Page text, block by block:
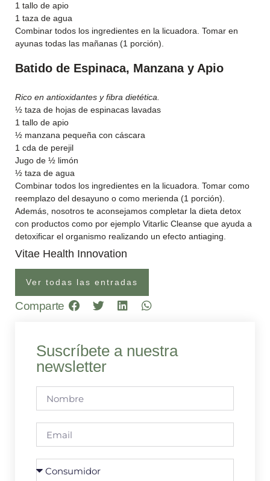
1 tallo de apio
1 taza de agua
Combinar todos los ingredientes en la licuadora. Tomar en
ayunas todas las mañanas (1 porción).
Batido de Espinaca, Manzana y Apio
Rico en antioxidantes y fibra dietética.
½ taza de hojas de espinacas lavadas
1 tallo de apio
½ manzana pequeña con cáscara
1 cda de perejil
Jugo de ½ limón
½ taza de agua
Combinar todos los ingredientes en la licuadora. Tomar como
reemplazo del desayuno o como merienda (1 porción).
Además, nosotros te aconsejamos completar la dieta detox
con productos como por ejemplo Vitarlic Cleanse que ayuda a
detoxificar el organismo realizando un efecto antiaging.
Vitae Health Innovation
Ver todas las entradas
Comparte
Suscríbete a nuestra
newsletter